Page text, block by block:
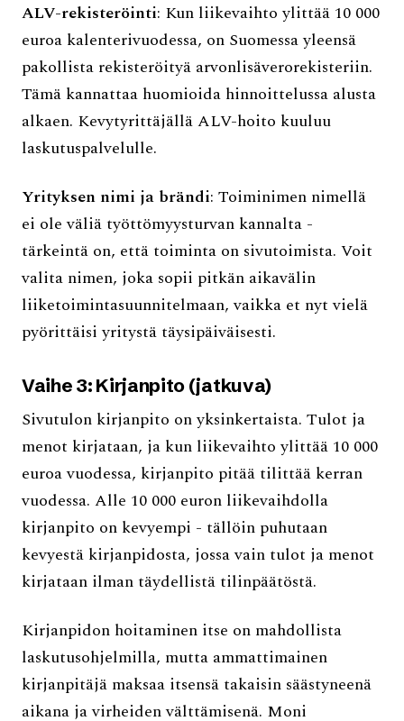
ALV-rekisteröinti: Kun liikevaihto ylittää 10 000
euroa kalenterivuodessa, on Suomessa yleensä
pakollista rekisteröityä arvonlisäverorekisteriin.
Tämä kannattaa huomioida hinnoittelussa alusta
alkaen. Kevytyrittäjällä ALV-hoito kuuluu
laskutuspalvelulle.
Yrityksen nimi ja brändi: Toiminimen nimellä
ei ole väliä työttömyysturvan kannalta -
tärkeintä on, että toiminta on sivutoimista. Voit
valita nimen, joka sopii pitkän aikavälin
liiketoimintasuunnitelmaan, vaikka et nyt vielä
pyörittäisi yritystä täysipäiväisesti.
Vaihe 3: Kirjanpito (jatkuva)
Sivutulon kirjanpito on yksinkertaista. Tulot ja
menot kirjataan, ja kun liikevaihto ylittää 10 000
euroa vuodessa, kirjanpito pitää tilittää kerran
vuodessa. Alle 10 000 euron liikevaihdolla
kirjanpito on kevyempi - tällöin puhutaan
kevyestä kirjanpidosta, jossa vain tulot ja menot
kirjataan ilman täydellistä tilinpäätöstä.
Kirjanpidon hoitaminen itse on mahdollista
laskutusohjelmilla, mutta ammattimainen
kirjanpitäjä maksaa itsensä takaisin säästyneenä
aikana ja virheiden välttämisenä. Moni